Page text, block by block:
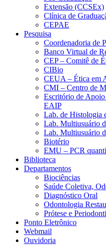
Extensão (CCSEx)
Clínica de
CEPAE
Pesquisa
Coordenadoria de
Banco Virtual de
CEP – Comitê de
CIBio
CEUA – Ética em
CMI – Centro de
Escritório de
EAIP
Lab. de Histologia
Lab. Multiusuário
Lab. Multiusuário
Biotério
EMU – PCR
Biblioteca
Departamentos
Biociências
Saúde Coletiva,
Diagnóstico Oral
Odontologia
Prótese e
Ponto Eletrônico
Webmail
Ouvidoria